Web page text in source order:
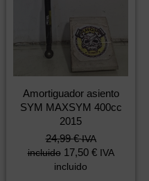
Amortiguador asiento
SYM MAXSYM 400cc
2015
24,99€ IVA
incluido 17,50 € IVA
incluido